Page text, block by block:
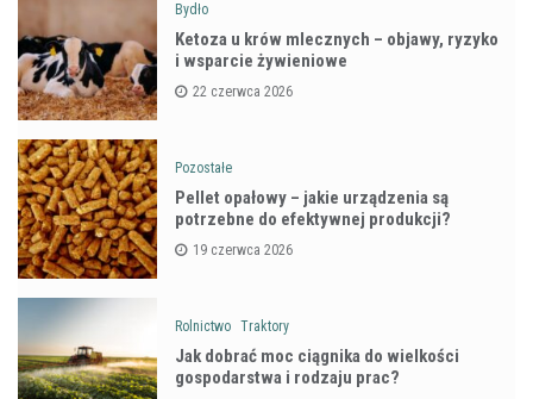
Bydło
Ketoza u krów mlecznych – objawy, ryzyko
i wsparcie żywieniowe
22 czerwca 2026
Pozostałe
Pellet opałowy – jakie urządzenia są
potrzebne do efektywnej produkcji?
19 czerwca 2026
Rolnictwo Traktory
Jak dobrać moc ciągnika do wielkości
gospodarstwa i rodzaju prac?